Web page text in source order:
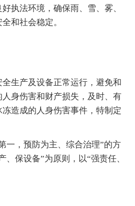
执法环境，确保雨、雪、雾、
和社会稳定。
生产及设备正常运行，避免和
身伤害和财产损失，及时、有
造成的人身伤害事件，特制定
一，预防为主、综合治理”的方
、保设备”为原则，以“强责任、